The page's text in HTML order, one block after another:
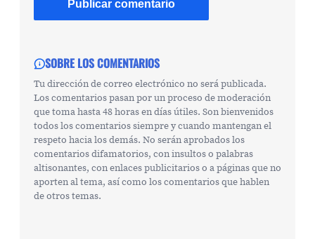
SOBRE LOS COMENTARIOS
Tu dirección de correo electrónico no será publicada.
Los comentarios pasan por un proceso de moderación
que toma hasta 48 horas en días útiles. Son bienvenidos
todos los comentarios siempre y cuando mantengan el
respeto hacia los demás. No serán aprobados los
comentarios difamatorios, con insultos o palabras
altisonantes, con enlaces publicitarios o a páginas que no
aporten al tema, así como los comentarios que hablen
de otros temas.